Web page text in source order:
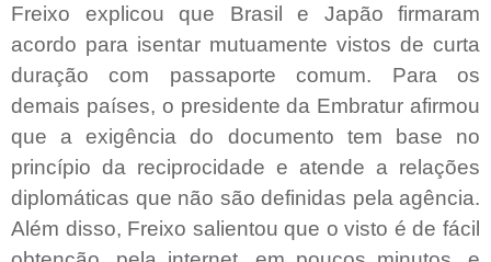
Freixo explicou que Brasil e Japão firmaram
acordo para isentar mutuamente vistos de curta
duração com passaporte comum. Para os
demais países, o presidente da Embratur afirmou
que a exigência do documento tem base no
princípio da reciprocidade e atende a relações
diplomáticas que não são definidas pela agência.
Além disso, Freixo salientou que o visto é de fácil